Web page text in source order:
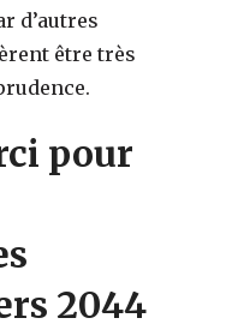
d’autres
être très
pour
2044